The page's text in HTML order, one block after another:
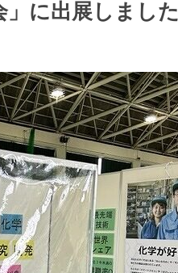
」に出展しました